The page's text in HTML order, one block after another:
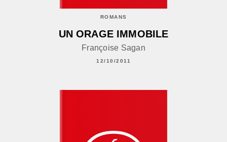
ROMANS
UN ORAGE IMMOBILE
Françoise Sagan
12/10/2011